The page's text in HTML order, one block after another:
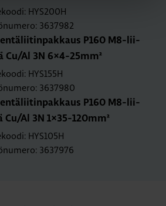
HYS200H
3637982
P160 M8-lii­
Cu/Al 3N 6×4-25mm²
HYS155H
3637980
P160 M8-lii­
Cu/Al 3N 1×35-120mm²
HYS105H
3637976